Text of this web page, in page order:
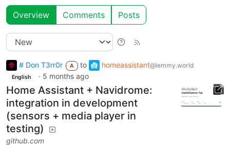
Overview Comments Posts
# Don T3rr0r A to homeassistant@lemmy.world
English · 5 months ago
Home Assistant + Navidrome:
integration in development
(sensors + media player in
testing)
github.com